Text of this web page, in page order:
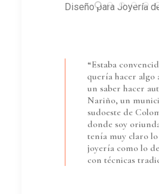
Diseño para Joyería de Japón
“Estaba
quería hacer algo
un saber hacer
Nariño, un
sudoeste de
donde soy
tenía muy claro
joyería como lo
con técnicas